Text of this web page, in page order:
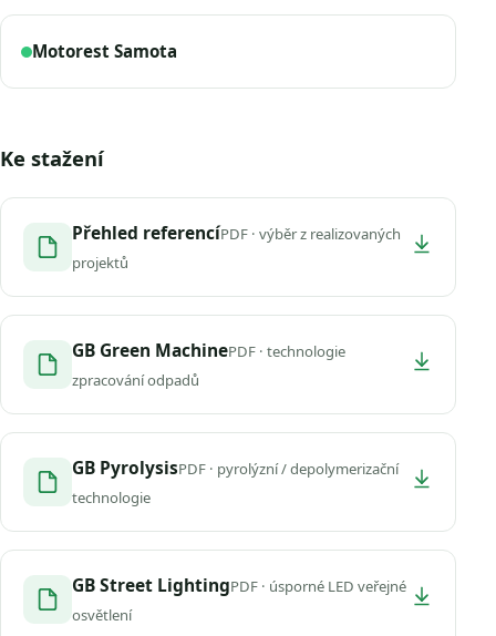
Motorest Samota
Ke stažení
Přehled referencíPDF · výběr z realizovaných
projektů
GB Green MachinePDF · technologie
zpracování odpadů
GB PyrolysisPDF · pyrolýzní / depolymerizační
technologie
GB Street LightingPDF · úsporné LED veřejné
osvětlení